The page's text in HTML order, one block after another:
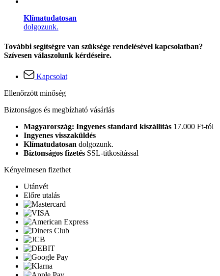
Klímatudatosan
dolgozunk.
További segítségre van szüksége rendelésével kapcsolatban?
Szívesen válaszolunk kérdéseire.
Kapcsolat
Ellenőrzött minőség
Biztonságos és megbízható vásárlás
Magyarország: Ingyenes standard kiszállítás 17.000 Ft-tól
Ingyenes visszaküldés
Klímatudatosan dolgozunk.
Biztonságos fizetés SSL-titkosítással
Kényelmesen fizethet
Utánvét
Előre utalás